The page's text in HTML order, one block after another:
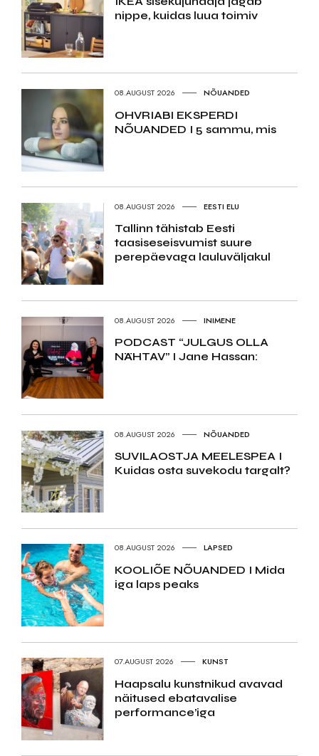
nippe, kuidas luua toimiv
08.AUGUST 2026 NÕUANDED
OHVRIABI EKSPERDI
NÕUANDED I 5 sammu, mis
08.AUGUST 2026 EESTI ELU
Tallinn tähistab Eesti
taasiseseisvumist suure
perepäevaga lauluväljakul
08.AUGUST 2026 INIMENE
PODCAST “JULGUS OLLA
NÄHTAV” I Jane Hassan:
08.AUGUST 2026 NÕUANDED
SUVILAOSTJA MEELESPEA I
Kuidas osta suvekodu targalt?
08.AUGUST 2026 LAPSED
KOOLIÕE NÕUANDED I Mida
iga laps peaks
07.AUGUST 2026 KUNST
Haapsalu kunstnikud avavad
näitused ebatavalise
performance’iga